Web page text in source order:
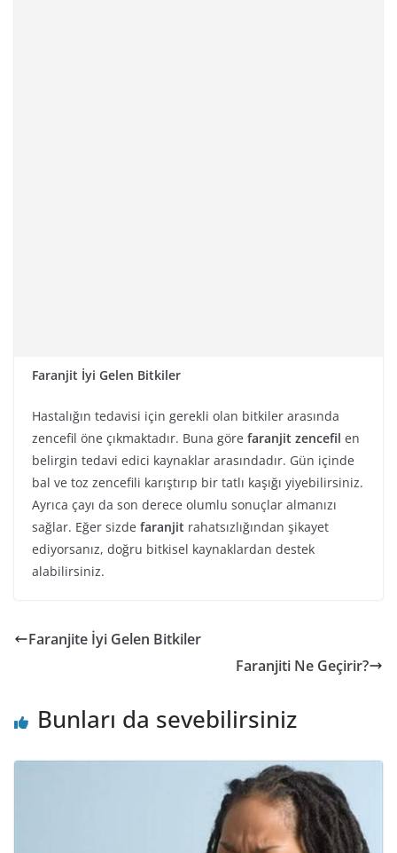
Faranjit İyi Gelen Bitkiler
Hastalığın tedavisi için gerekli olan bitkiler arasında
zencefil öne çıkmaktadır. Buna göre faranjit zencefil en
belirgin tedavi edici kaynaklar arasındadır. Gün içinde
bal ve toz zencefili karıştırıp bir tatlı kaşığı yiyebilirsiniz.
Ayrıca çayı da son derece olumlu sonuçlar almanızı
sağlar. Eğer sizde faranjit rahatsızlığından şikayet
ediyorsanız, doğru bitkisel kaynaklardan destek
alabilirsiniz.
Faranjite İyi Gelen Bitkiler
Faranjiti Ne Geçirir?
Bunları da sevebilirsiniz